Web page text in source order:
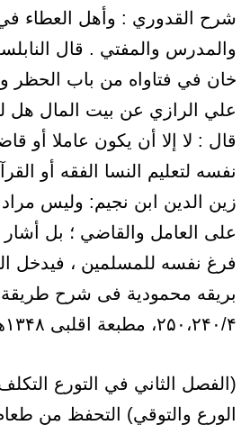
شرح القدوري : وأهل العطاء في
والمدرس والمفتي . قال
خان في فتاواه من باب الحظر
علي الرازي عن بيت المال هل
قال : لا إلا أن يكون عاملا أو
نفسه لتعليم النسا الفقه أو
زين الدين ابن نجيم: وليس مراد
على العامل والقاضي ؛ بل
فرغ نفسه للمسلمين ، فيدخل
بریقه محمودیة فی شرح
۲۵۰،۲۴۰/۴، مطبعة اقلبی ۱۳۴۸ھ
(الفصل الثاني في التورع
الورع والتوقي) التحفظ من